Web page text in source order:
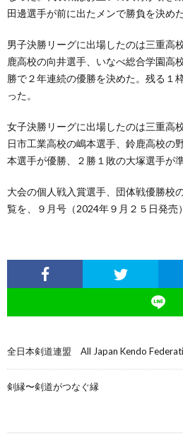
田邊選手が前に出たメンで勝負を決めた
男子決勝リーグに出場したのは三重高
鹿高校の向井選手、いなべ総合学園高
勝で２年連続の優勝を決めた。残る１
った。
女子決勝リーグに出場したのは三重高
日市工業高校の嶋本選手、鈴鹿高校の
本選手が優勝、２勝１敗の大塚選手が
大会の個人戦入賞選手、団体戦優勝校
覧を、９月号（2024年９月２５日発売
全日本剣道連盟 All Japan Kendo
剣縁〜剣道がつなぐ縁